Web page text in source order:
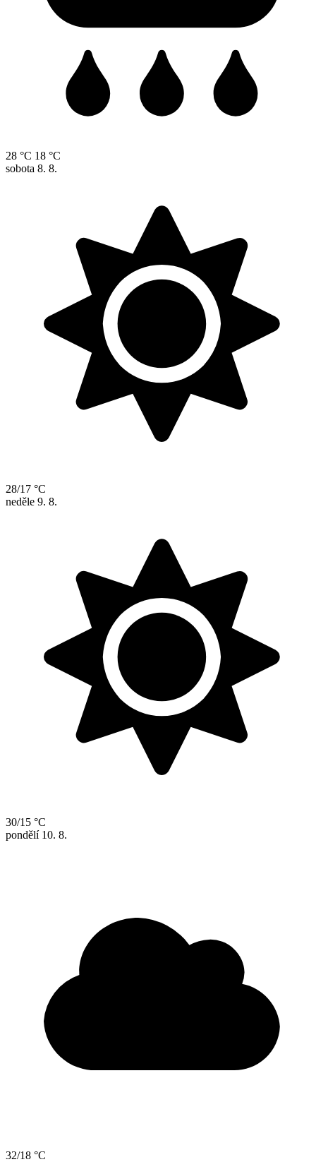
28 °C 18 °C
sobota 8. 8.
28/17 °C
neděle 9. 8.
30/15 °C
pondělí 10. 8.
32/18 °C